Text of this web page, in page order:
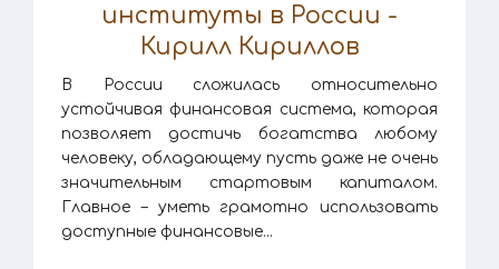
институты в России -
Кирилл Кириллов
В России сложилась относительно
устойчивая финансовая система, которая
позволяет достичь богатства любому
человеку, обладающему пусть даже не очень
значительным стартовым капиталом.
Главное – уметь грамотно использовать
доступные финансовые...